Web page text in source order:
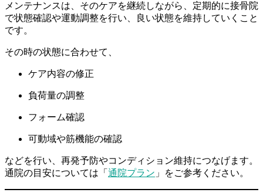
メンテナンスは、そのケアを継続しながら、定期的に接骨院
で状態確認や運動調整を行い、良い状態を維持していくこと
です。
その時の状態に合わせて、
ケア内容の修正
負荷量の調整
フォーム確認
可動域や筋機能の確認
などを行い、再発予防やコンディション維持につなげます。
通院の目安については「 通院プラン 」をご参考ください。